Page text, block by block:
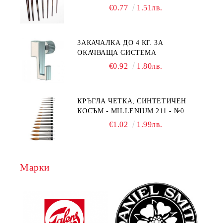
€0.77 1.51лв.
ЗАКАЧАЛКА ДО 4 КГ. ЗА
ОКАЧВАЩА СИСТЕМА
€0.92 1.80лв.
КРЪГЛА ЧЕТКА, СИНТЕТИЧЕН
КОСЪМ - MILLENIUM 211 - №0
€1.02 1.99лв.
Марки